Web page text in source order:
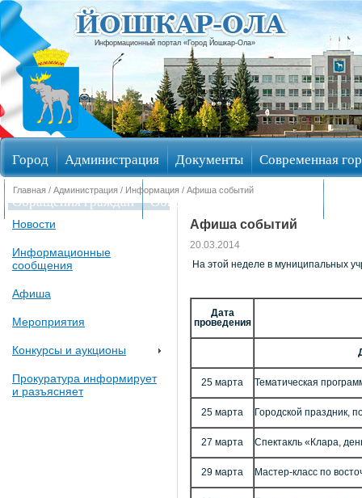
Информационный портал «Город Йошкар-Ола»
Город Администрация Документы Современная
Обращения граждан Общественные обсуждения
Главная / Администрация / Информация / Афиша событий
Новости
Информационные
сообщения
Афиша
Мероприятия
Конкурсы и аукционы
Прокуратура информирует
и разъясняет
Афиша событий
20.03.2014
На этой неделе в муниципальных
Дата
проведения
25 марта Тематическая
25 марта Городской праздник,
27 марта Спектакль «Клара,
29 марта Мастер-класс по